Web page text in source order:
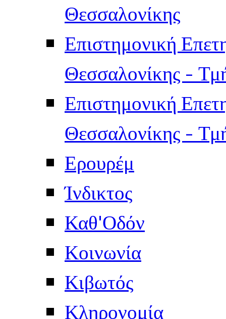
Θεσσαλονίκης
Επιστημονική
Θεσσαλονίκης -
Επιστημονική
Θεσσαλονίκης -
Ερουρέμ
Ίνδικτος
Καθ'Οδόν
Κοινωνία
Κιβωτός
Κληρονομία